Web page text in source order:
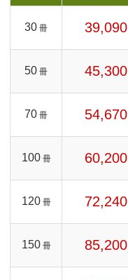
30 冊 39,090
50 冊 45,300
70 冊 54,670
100 冊 60,200
120 冊 72,240
150 冊 85,200